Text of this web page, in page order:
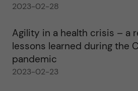
2023-02-28
Agility in a health crisis – a
lessons learned during the
pandemic
2023-02-23